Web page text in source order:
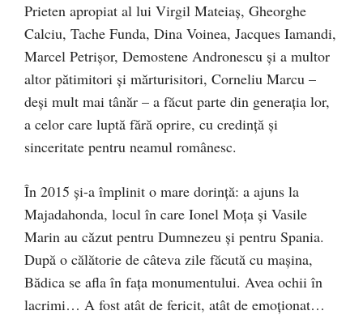
Prieten apropiat al lui Virgil Mateiaş, Gheorghe
Calciu, Tache Funda, Dina Voinea, Jacques Iamandi,
Marcel Petrişor, Demostene Andronescu şi a multor
altor pătimitori şi mărturisitori, Corneliu Marcu –
deşi mult mai tânăr – a făcut parte din generaţia lor,
a celor care luptă fără oprire, cu credinţă şi
sinceritate pentru neamul românesc.
În 2015 şi-a împlinit o mare dorinţă: a ajuns la
Majadahonda, locul în care Ionel Moţa şi Vasile
Marin au căzut pentru Dumnezeu şi pentru Spania.
După o călătorie de câteva zile făcută cu maşina,
Bădica se afla în faţa monumentului. Avea ochii în
lacrimi… A fost atât de fericit, atât de emoţionat…